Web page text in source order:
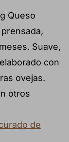
Queso
Suave,
con
ovejas.
otros
de